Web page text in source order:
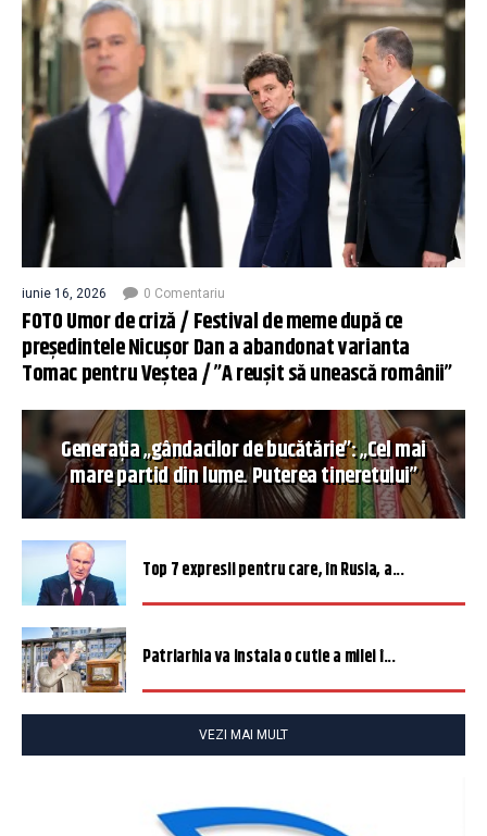
iunie 16, 2026 0 Comentariu
FOTO Umor de criză / Festival de meme după ce
președintele Nicușor Dan a abandonat varianta
Tomac pentru Veștea / ”A reușit să unească românii”
Generația „gândacilor de bucătărie”: „Cel mai
mare partid din lume. Puterea tineretului”
Top 7 expresii pentru care, în Rusia, a...
Patriarhia va instala o cutie a milei î...
VEZI MAI MULT